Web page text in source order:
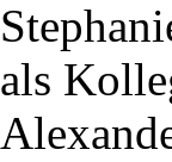
als